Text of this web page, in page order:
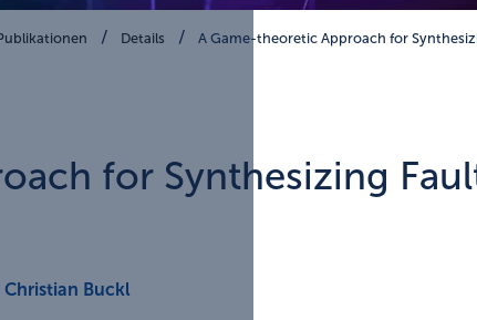
Details A Game-theoretic Approach for
for Synthesizing
Christian Buckl